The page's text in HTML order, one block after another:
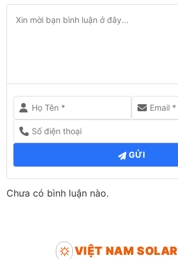
GỬI
Chưa có bình luận nào.
VIỆT NAM SOLAR